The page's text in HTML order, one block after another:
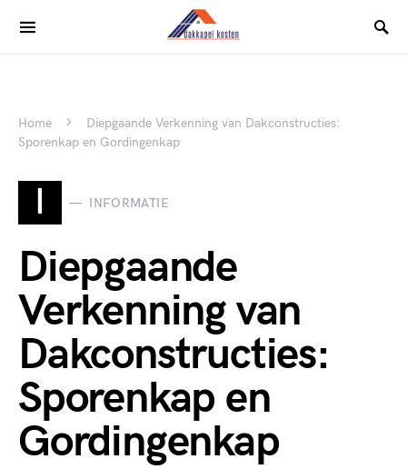
Home
Diepgaande Verkenning van Dakconstructies:
Sporenkap en Gordingenkap
I INFORMATIE
Diepgaande
Verkenning van
Dakconstructies:
Sporenkap en
Gordingenkap